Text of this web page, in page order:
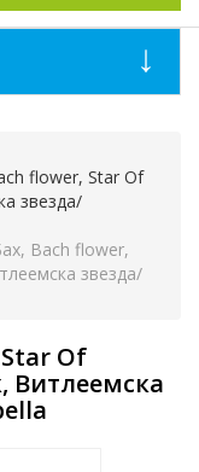
flower, Star Of
звезда/
Bach flower,
звезда/
Of
Витлеемска